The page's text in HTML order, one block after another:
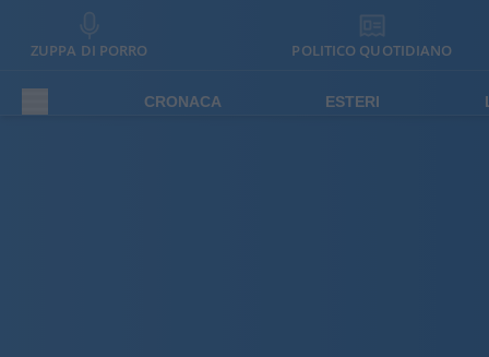
ZUPPA DI PORRO POLITICO QUOTIDIANO
CRONACA ESTERI